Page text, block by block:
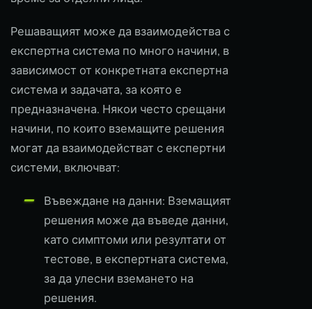
Решаващият може да взаимодейства с
експертна система по много начини, в
зависимост от конкретната експертна
система и задачата, за която е
предназначена. Някои често срещани
начини, по които вземащите решения
могат да взаимодействат с експертни
системи, включват:
Въвеждане на данни: Вземащият
решения може да въведе данни,
като симптоми или резултати от
тестове, в експертната система,
за да улесни вземането на
решения.